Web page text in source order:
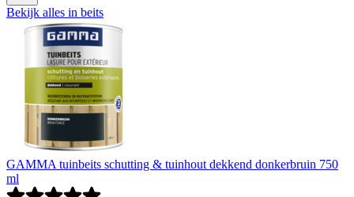
Bekijk alles in beits
GAMMA tuinbeits schutting & tuinhout dekkend donkerbruin 750
ml